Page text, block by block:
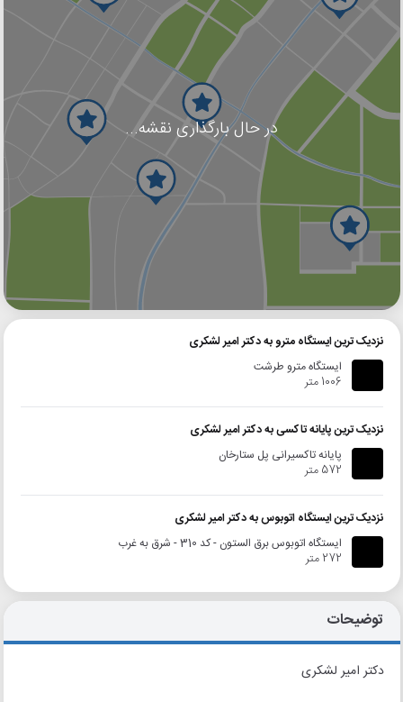
در حال بارگذاری نقشه...
گوگل
نزدیک ترین ایستگاه مترو به دکتر امیر لشکری
ایستگاه مترو طرشت
1006 متر
نزدیک ترین پایانه تاکسی به دکتر امیر لشکری
پایانه تاکسیرانی پل ستارخان
572 متر
نزدیک ترین ایستگاه اتوبوس به دکتر امیر لشکری
ایستگاه اتوبوس برق الستون - کد 310 - شرق به غرب
272 متر
توضیحات
دکتر امیر لشکری